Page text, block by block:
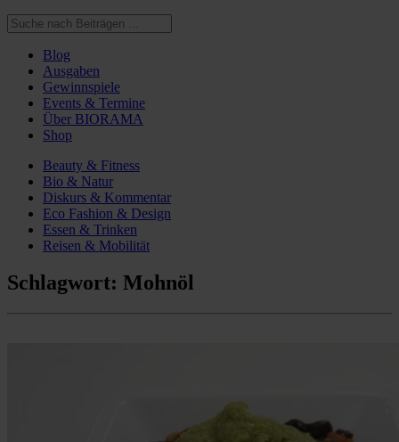
Blog
Ausgaben
Gewinnspiele
Events & Termine
Über BIORAMA
Shop
Beauty & Fitness
Bio & Natur
Diskurs & Kommentar
Eco Fashion & Design
Essen & Trinken
Reisen & Mobilität
Schlagwort: Mohnöl